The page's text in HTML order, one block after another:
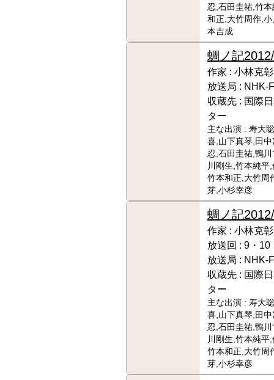
忍,石田圭祐,竹
和正,大竹周作,
本吉成
蜩ノ記
作家 : 小林克彰
放送局 : NHK-
収蔵先 : 国際
ター
主な出演 : 寿大
喜,山下真琴,田
忍,石田圭祐,鴨
川剛生,竹本純平
竹本和正,大竹周
芽,小杉幸彦
蜩ノ記
作家 : 小林克彰
放送回 : 9・10
放送局 : NHK-
収蔵先 : 国際
ター
主な出演 : 寿大
喜,山下真琴,田
忍,石田圭祐,鴨
川剛生,竹本純平
竹本和正,大竹周
芽,小杉幸彦